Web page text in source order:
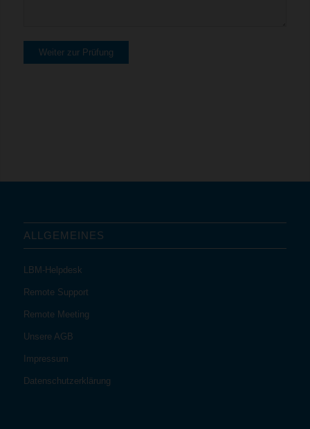
ALLGEMEINES
LBM-Helpdesk
Remote Support
Remote Meeting
Unsere AGB
Impressum
Datenschutzerklärung